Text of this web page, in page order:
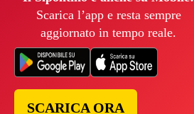
Scarica l’app e resta sempre
aggiornato in tempo reale.
SCARICA ORA